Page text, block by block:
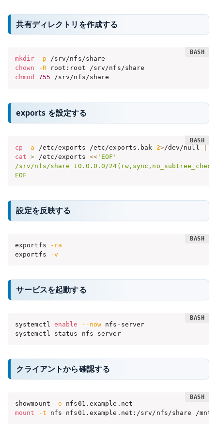
共有ディレクトリを作成する
mkdir -p
chown
-R
chmod
755 /srv/nfs/share
exports を設定する
cp -a /etc/exports /etc/exports.bak 2>/dev/null ||
cat
> /etc/exports << 'EOF'
/srv/nfs/share 10.0.0.0/
EOF
設定を反映する
exportfs
-ra
exportfs
-v
サービスを起動する
systemctl enable --now nfs-server
systemctl status nfs-server
クライアントから確認する
showmount -e
mount
-t nfs nfs01.example.net:/srv/nfs/share /mnt